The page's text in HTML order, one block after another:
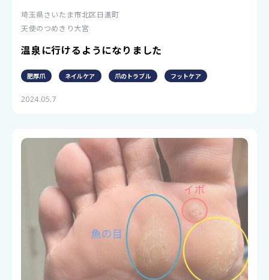
埼玉県さいたま市北区日進町
天使のつめきり大宮
温泉に行けるようになりました
肥厚爪 ネイルケア 爪のトラブル フットケア
2024.05.7